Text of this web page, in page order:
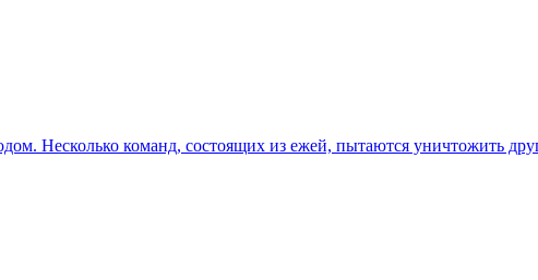
Несколько команд, состоящих из ежей, пытаются уничтожить